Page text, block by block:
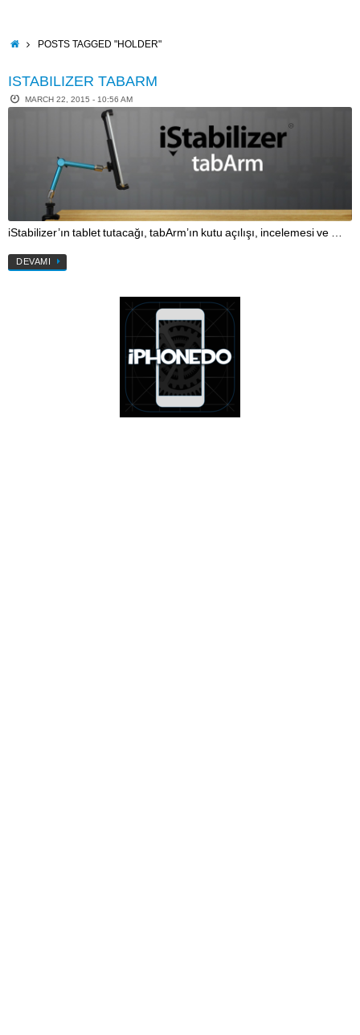
contentHOMEPOSTS TAGGED "HOLDER"
ISTABILIZER TABARM
MARCH 22, 2015 - 10:56 AM
iStabilizer’ın tablet tutacağı, tabArm’ın kutu açılışı, incelemesi ve …
DEVAMI